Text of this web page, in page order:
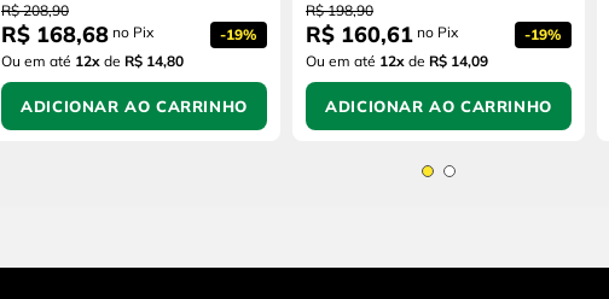
R$ 208,90
R$ 168,68 no Pix -19%
Ou em até 12x de R$ 14,80
ADICIONAR AO CARRINHO
R$ 198,90
R$ 160,61 no Pix -19%
Ou em até 12x de R$ 14,09
ADICIONAR AO CARRINHO